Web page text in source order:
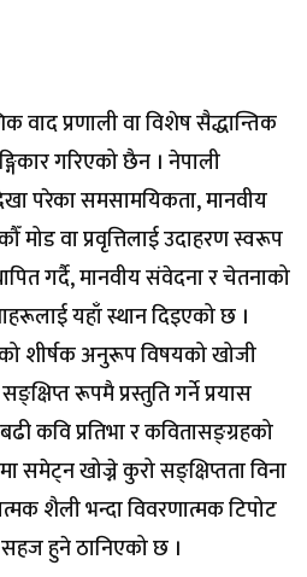
वाद प्रणाली वा विशेष सैद्धान्तिक
गरिएको छैन । नेपाली
परेका समसामयिकता, मानवीय
वा प्रवृत्तिलाई उदाहरण स्वरूप
गर्दै, मानवीय संवेदना र चेतनाको
यहाँ स्थान दिइएको छ ।
शीर्षक अनुरूप विषयको खोजी
रूपमै प्रस्तुति गर्ने प्रयास
कवि प्रतिभा र कवितासङ्ग्रहको
समेट्न खोज्ने कुरो सङ्क्षिप्तता विना
शैली भन्दा विवरणात्मक टिपोट
हुने ठानिएको छ ।